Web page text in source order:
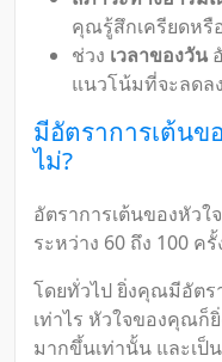
คุณรู้สึกเครียดหรื
ช่วง เวลาของวัน
แนวโน้มที่จะลดล
มีอัตราการเต้น
ไม่?
อัตราการเต้นของหัว
ระหว่าง 60 ถึง 100 ค
โดยทั่วไป ยิ่งคุณมีอัต
เท่าไร หัวใจของคุณก็
มากขึ้นเท่านั้น และเ